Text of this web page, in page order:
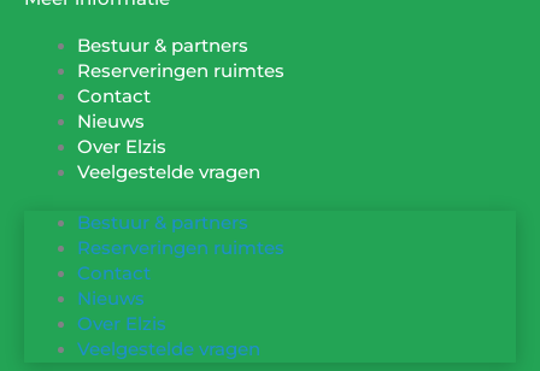
Bestuur & partners
Reserveringen ruimtes
Contact
Nieuws
Over Elzis
Veelgestelde vragen
Bestuur & partners
Reserveringen ruimtes
Contact
Nieuws
Over Elzis
Veelgestelde vragen